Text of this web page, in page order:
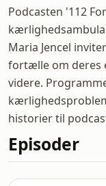
Podcasten '112
Maria Jencel
fortælle om deres
videre.
historier til
Episoder